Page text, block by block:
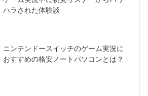
ハラされた体験談
ニンテンドースイッチのゲーム実況に
おすすめの格安ノートパソコンとは？